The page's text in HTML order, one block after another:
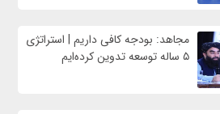
مجاهد: بودجه کافی داریم | استراتژی
۵ ساله توسعه تدوین کرده‌ایم